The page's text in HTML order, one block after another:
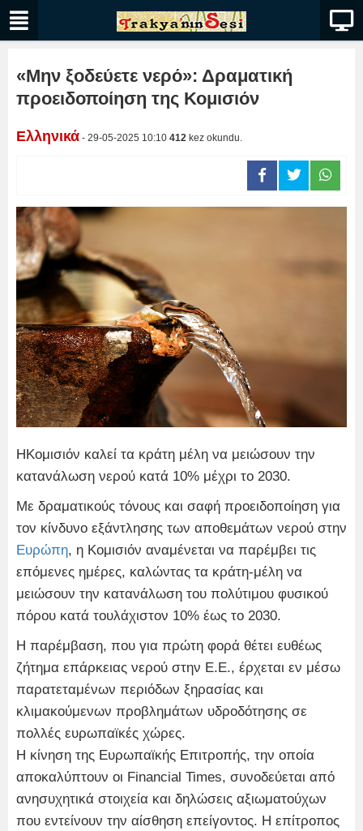
«Μην ξοδεύετε νερό»: Δραματική
προειδοποίηση της Κομισιόν
Ελληνικά - 29-05-2025 10:10 412 kez okundu.
ΗΚομισιόν καλεί τα κράτη μέλη να μειώσουν την
κατανάλωση νερού κατά 10% μέχρι το 2030.
Με δραματικούς τόνους και σαφή προειδοποίηση για
τον κίνδυνο εξάντλησης των αποθεμάτων νερού στην
Ευρώπη, η Κομισιόν αναμένεται να παρέμβει τις
επόμενες ημέρες, καλώντας τα κράτη-μέλη να
μειώσουν την κατανάλωση του πολύτιμου φυσικού
πόρου κατά τουλάχιστον 10% έως το 2030.
Η παρέμβαση, που για πρώτη φορά θέτει ευθέως
ζήτημα επάρκειας νερού στην Ε.Ε., έρχεται εν μέσω
παρατεταμένων περιόδων ξηρασίας και
κλιμακούμενων προβλημάτων υδροδότησης σε
πολλές ευρωπαϊκές χώρες.
Η κίνηση της Ευρωπαϊκής Επιτροπής, την οποία
αποκαλύπτουν οι Financial Times, συνοδεύεται από
ανησυχητικά στοιχεία και δηλώσεις αξιωματούχων
που εντείνουν την αίσθηση επείγοντος. Η επίτροπος